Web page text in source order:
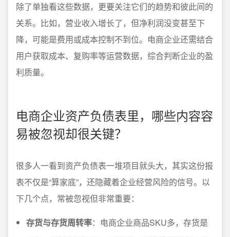
除了单独看这些数据，更要关注它们的趋势和彼此间的
关系。比如，营业收入增长了，但净利润没变甚至下
降，可能是费用或成本控制不到位。电商企业还需结合
用户获取成本、复购率等运营数据，综合判断企业的盈
利质量。
电商企业资产负债表里，哪些内容容
易被忽视却很关键？
很多人一看到资产负债表一堆项目就头大，其实这份报
表不仅是“算家底”，还隐藏着企业经营风险的信号。以
下几个点，常被忽视但非常重要：
存货与存货周转率：电商企业商品SKU多，存货是